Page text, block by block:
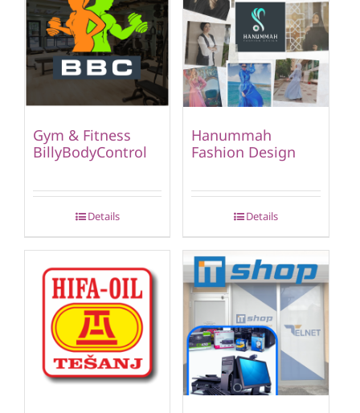
Gym & Fitness
BillyBodyControl
Details
Hanummah
Fashion Design
Details